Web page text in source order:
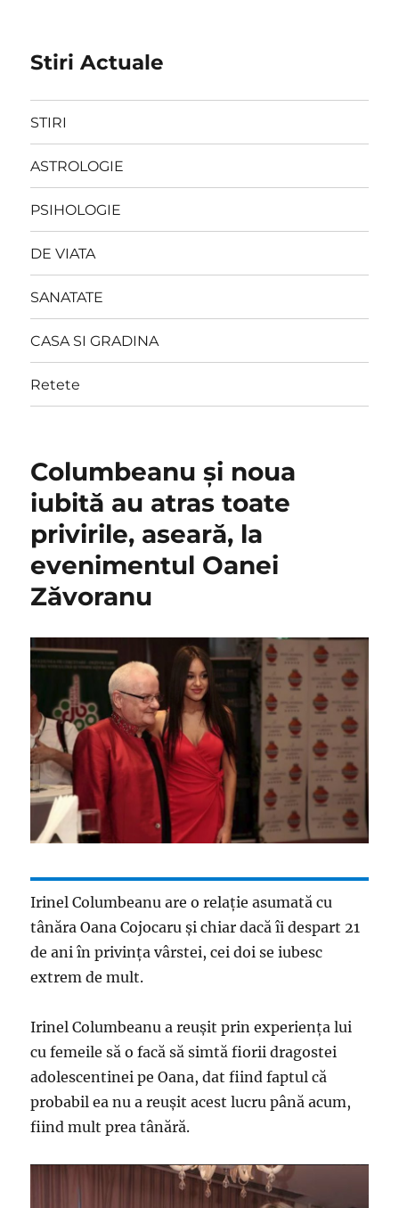
Stiri Actuale
STIRI
ASTROLOGIE
PSIHOLOGIE
DE VIATA
SANATATE
CASA SI GRADINA
Retete
Columbeanu şi noua
iubită au atras toate
privirile, aseară, la
evenimentul Oanei
Zăvoranu
Irinel Columbeanu are o relație asumată cu
tânăra Oana Cojocaru și chiar dacă îi despart 21
de ani în privința vârstei, cei doi se iubesc
extrem de mult.
Irinel Columbeanu a reușit prin experiența lui
cu femeile să o facă să simtă fiorii dragostei
adolescentinei pe Oana, dat fiind faptul că
probabil ea nu a reușit acest lucru până acum,
fiind mult prea tânără.